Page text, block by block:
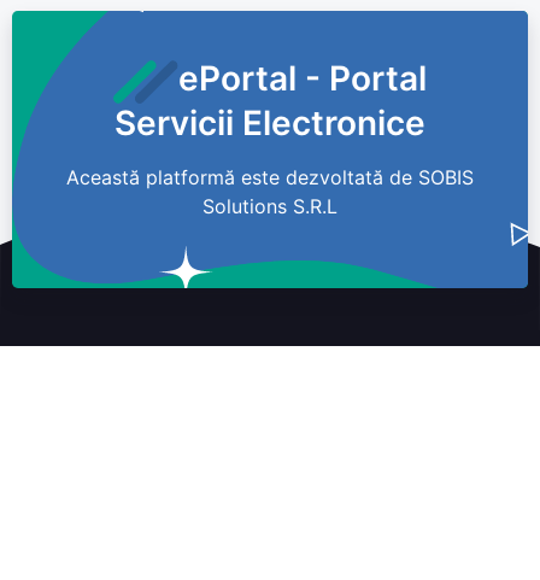
ePortal - Portal
Servicii Electronice
Această platformă este dezvoltată de SOBIS
Solutions S.R.L